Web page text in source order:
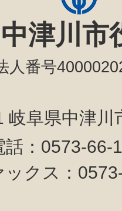
中津川市
人番号
岐阜県中津
話：0573-
ックス：